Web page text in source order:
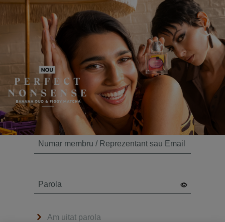
Numar membru / Reprezentant sau Email
Parola
Am uitat parola